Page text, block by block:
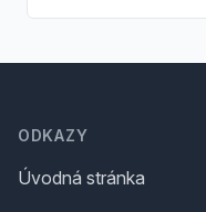
ODKAZY
Úvodná stránka